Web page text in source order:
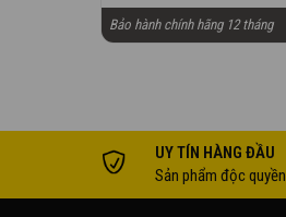
Bảo hành chính hãng 12 tháng
UY TÍN HÀNG ĐẦU
Sản phẩm độc quyền